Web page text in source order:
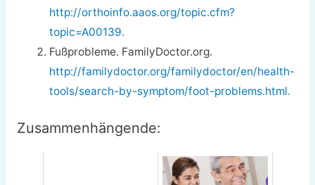
http://orthoinfo.aaos.org/topic.cfm?
topic=A00139.
Fußprobleme. FamilyDoctor.org.
http://familydoctor.org/familydoctor/en/health-
tools/search-by-symptom/foot-problems.html.
Zusammenhängende: